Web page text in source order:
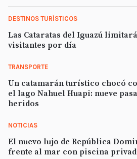
DESTINOS TURÍSTICOS
Las Cataratas del Iguazú
visitantes por día
TRANSPORTE
Un catamarán turístico chocó
el lago Nahuel Huapi: nueve
heridos
NOTICIAS
El nuevo lujo de República
frente al mar con piscina